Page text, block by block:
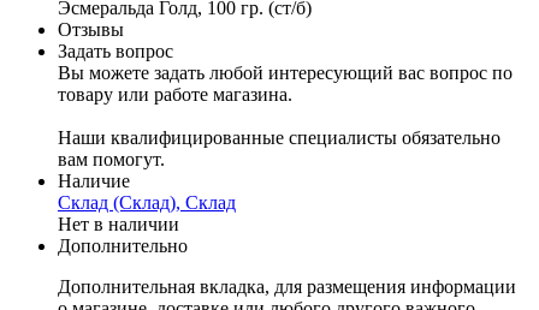
Эсмеральда Голд, 100 гр. (ст/б)
Отзывы
Задать вопрос
Вы можете задать любой интересующий вас вопрос по
товару или работе магазина.
Наши квалифицированные специалисты обязательно
вам помогут.
Наличие
Склад (Склад), Склад
Нет в наличии
Дополнительно
Дополнительная вкладка, для размещения информации